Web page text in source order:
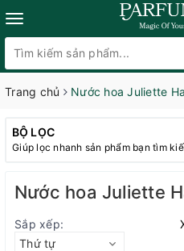
Trang chủ Nước hoa Juliette
BỘ LỌC
Giúp lọc nhanh sản phẩm bạn tìm
Nước hoa Juliette
Sắp xếp:
Thứ tự